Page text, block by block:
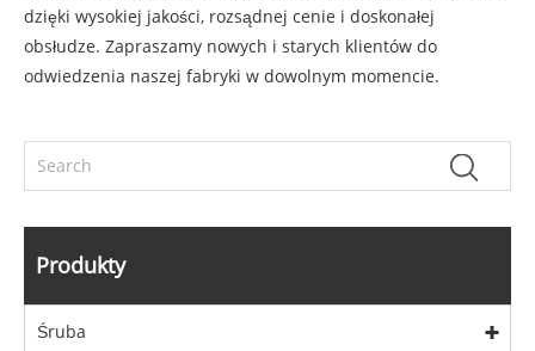
dzięki wysokiej jakości, rozsądnej cenie i doskonałej
obsłudze. Zapraszamy nowych i starych klientów do
odwiedzenia naszej fabryki w dowolnym momencie.
Produkty
Śruba